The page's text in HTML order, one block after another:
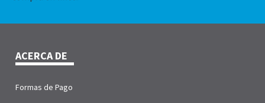
ACERCA DE
Formas de Pago